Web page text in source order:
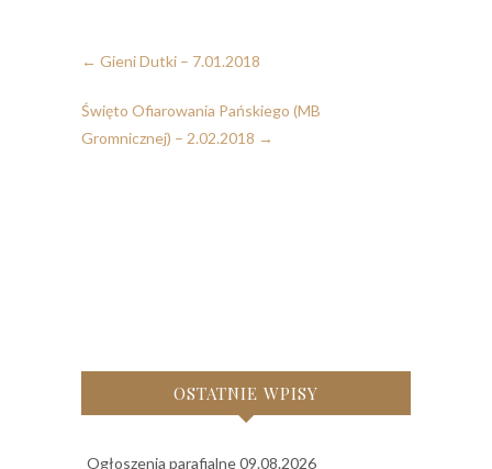
← Gieni Dutki – 7.01.2018
Święto Ofiarowania Pańskiego (MB
Gromnicznej) – 2.02.2018 →
OSTATNIE WPISY
Ogłoszenia parafialne 09.08.2026